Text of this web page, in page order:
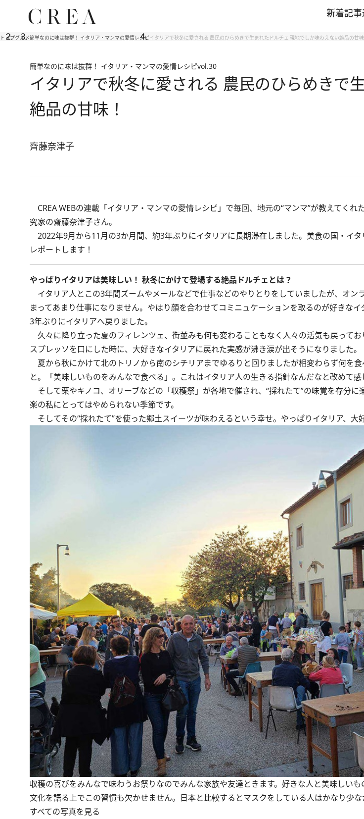
新着記事
トップグルメ簡単なのに味は抜群！ イタリア・マンマの愛情レシピイタリアで秋冬に愛される 農民のひらめきで生まれたドルチェ 現地でしか味わえない絶品の甘味
簡単なのに味は抜群！ イタリア・マンマの愛情レシピvol.30
イタリアで秋冬に愛される 農民のひらめきで
絶品の甘味！
齊藤奈津子
CREA WEBの連載「イタリア・マンマの愛情レシピ」で毎回、地元の“マンマ”が教えてく
究家の齋藤奈津子さん。
2022年9月から11月の3か月間、約3年ぶりにイタリアに長期滞在しました。美食の国・イ
レポートします！
やっぱりイタリアは美味しい！ 秋冬にかけて登場する絶品ドルチェとは？
イタリア人とこの3年間ズームやメールなどで仕事などのやりとりをしていましたが、オン
まってあまり仕事になりません。やはり顔を合わせてコミニュケーションを取るのが好きな
3年ぶりにイタリアへ戻りました。
久々に降り立った夏のフィレンツェ、街並みも何も変わることもなく人々の活気も戻って
スプレッソを口にした時に、大好きなイタリアに戻れた実感が沸き涙が出そうになりました。
夏から秋にかけて北のトリノから南のシチリアまでゆるりと回りましたが相変わらず何を
と。「美味しいものをみんなで食べる」。これはイタリア人の生きる指針なんだなと改めて感
そして栗やキノコ、オリーブなどの「収穫祭」が各地で催され、“採れたて”の味覚を存分に
楽の私にとってはやめられない季節です。
そしてその“採れたて”を使った郷土スイーツが味わえるという幸せ。やっぱりイタリア、大
収穫の喜びをみんなで味わうお祭りなのでみんな家族や友達ときます。好きな人と美味しい
文化を語る上でこの習慣も欠かせません。日本と比較するとマスクをしている人はかなり少な
すべての写真を見る